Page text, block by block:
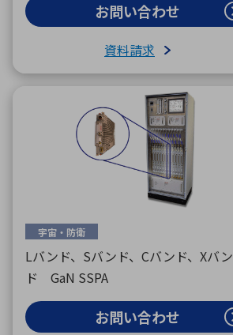
お問い合わせ
資料請求
宇宙・防衛
Lバンド、Sバンド、Cバンド、Xバン
ド GaN SSPA
お問い合わせ